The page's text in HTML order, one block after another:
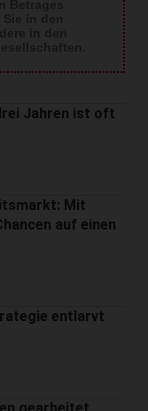
Jahren ist oft
Mit
auf einen
entlarvt